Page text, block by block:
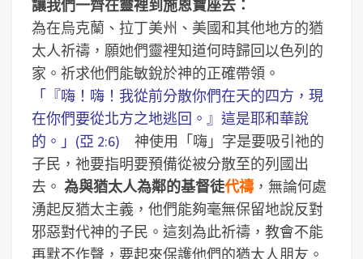
讓我們一齊在靈裡到施恩寶座去：
為在烏克蘭、拉丁美州、美國和其他地方的猶
太人祈禱，願她們靈裡知道何時歸回以色列的
家。祈求他們能敏銳於神的正確帶領。
「『嗨！嗨！我從前分散你們在天的四方，現
在你們要從北方之地逃回。』這是耶和華說
的。」(亞 2:6) 神使用「嗨」字是要吸引祂的
子民，祂要指明要預備從被分散至的列國出
去。 為與猶太人為鄰的基督徒代禱 ，無論何處
湧起反猶太主義，他們能夠毫無保留地說反對
邪惡對代神的子民。這刻為此祈禱，教會不能
再默不作聲，要起來保護他們的猶太人朋友。